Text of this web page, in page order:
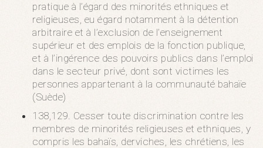
pratique à l’égard des minorités ethniques et
religieuses, eu égard notamment à la détention
arbitraire et à l’exclusion de l’enseignement
supérieur et des emplois de la fonction publique,
et à l’ingérence des pouvoirs publics dans l’emploi
dans le secteur privé, dont sont victimes les
personnes appartenant à la communauté bahaïe
(Suède)
138,129. Cesser toute discrimination contre les
membres de minorités religieuses et ethniques, y
compris les bahaïs, derviches, les chrétiens, les